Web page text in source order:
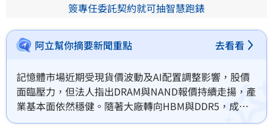
簽專任委託契約就可抽智慧跑錶
阿立幫你摘要新聞重點 去看看
記憶體市場近期受現貨價波動及AI配置調整影響，股價
面臨壓力，但法人指出DRAM與NAND報價持續走揚，產
業基本面依然穩健。隨著大廠轉向HBM與DDR5，成熟
製程供給收縮，加上AI伺服器帶動需求，長線看好。法